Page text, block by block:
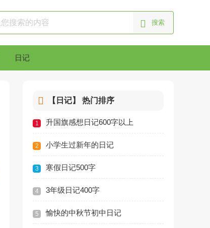
日记
【日记】 热门排序
1 升国旗感想日记600字以上
2 小学生过新年的日记
3 寒假日记500字
4 3年级日记400字
5 愉快的中秋节初中日记